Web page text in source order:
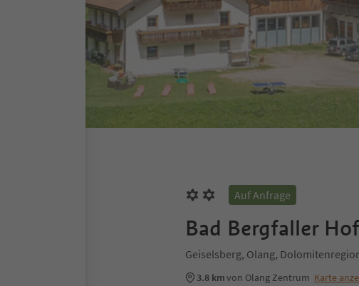
Auf Anfrage
Bad Bergfaller Hof
Geiselsberg, Olang,
3.8 kmvon Olang Zentrum Karte